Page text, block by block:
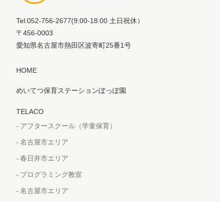
Tel:052-756-2677(9:00-18:00 土日祝休）
〒456-0003
愛知県名古屋市熱田区波寄町25番1号
HOME
めいてつ保育ステーションぽっぽ園
TELACO
アフタースクール（学童保育）
名古屋市エリア
春日井市エリア
プログラミング教室
名古屋市エリア